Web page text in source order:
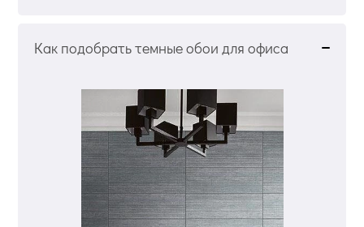
Как подобрать темные обои для офиса